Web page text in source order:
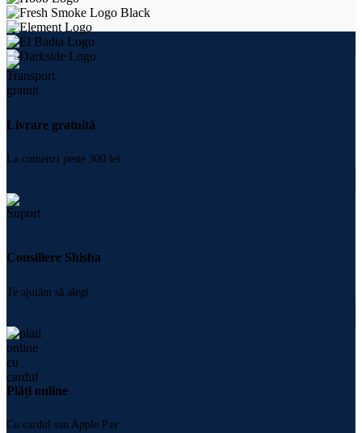
Livrare gratuită
La comenzi peste 300 lei
Consiliere Shisha
Te ajutăm să alegi
Plăți online
Cu cardul sau Apple Pay